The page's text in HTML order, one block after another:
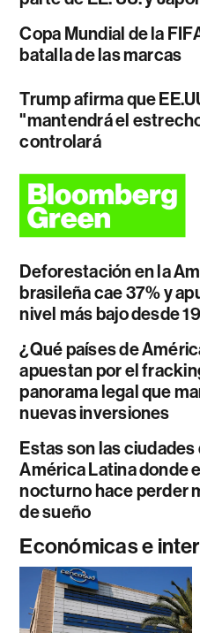
Copa Mundial de la
batalla de las marcas
Trump afirma que
"mantendrá el
controlará
Deforestación en la
brasileña cae 37% y
nivel más bajo desde
¿Qué países de
apuestan por el
panorama legal que
nuevas inversiones
Estas son las ciudades
América Latina donde
nocturno hace perder
de sueño
Económicas e